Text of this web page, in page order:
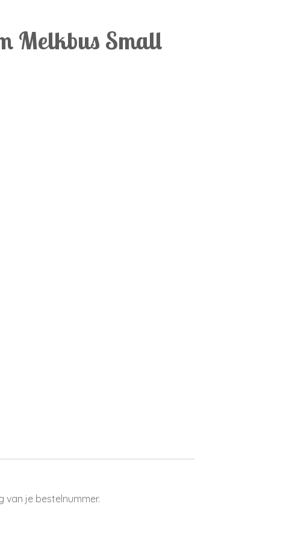
Melkbus Small
van je bestelnummer.